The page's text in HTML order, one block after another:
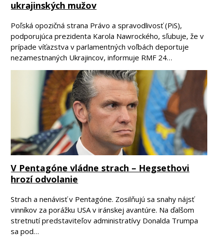
ukrajinských mužov
Poľská opozičná strana Právo a spravodlivosť (PiS),
podporujúca prezidenta Karola Nawrockého, sľubuje, že v
prípade víťazstva v parlamentných voľbách deportuje
nezamestnaných Ukrajincov, informuje RMF 24…
V Pentagóne vládne strach – Hegsethovi
hrozí odvolanie
Strach a nenávisť v Pentagóne. Zosilňujú sa snahy nájsť
vinníkov za porážku USA v iránskej avantúre. Na ďalšom
stretnutí predstaviteľov administratívy Donalda Trumpa
sa pod…